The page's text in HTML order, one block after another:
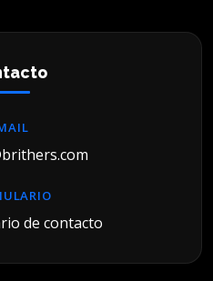
de contacto